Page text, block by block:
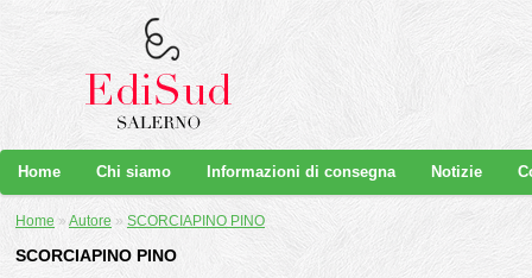
Home Chi siamo Informazioni di consegna Notizie
Home » Autore » SCORCIAPINO PINO
SCORCIAPINO PINO